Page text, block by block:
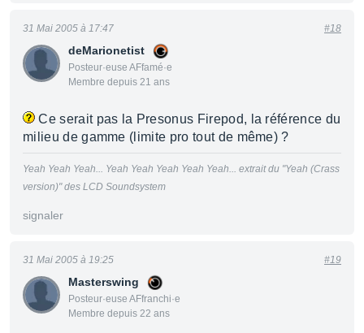
deMarionetist
Posteur·euse AFfamé·e
Membre depuis 21 ans
31 Mai 2005 à 17:47 #18
Ce serait pas la Presonus Firepod, la référence du
milieu de gamme (limite pro tout de même) ?
Yeah Yeah Yeah... Yeah Yeah Yeah Yeah Yeah... extrait du "Yeah (Crass
version)" des LCD Soundsystem
signaler
Masterswing
Posteur·euse AFfranchi·e
Membre depuis 22 ans
31 Mai 2005 à 19:25 #19